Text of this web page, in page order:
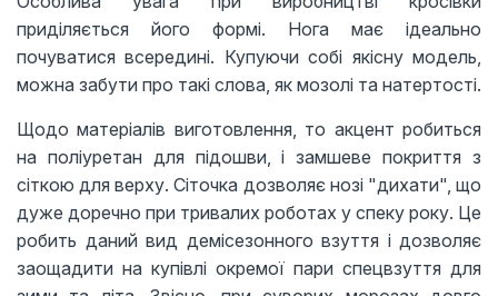
приділяється його формі. Нога має ідеально
почуватися всередині. Купуючи собі якісну модель,
можна забути про такі слова, як мозолі та натертості.
Щодо матеріалів виготовлення, то акцент робиться
на поліуретан для підошви, і замшеве покриття з
сіткою для верху. Сіточка дозволяє нозі "дихати", що
дуже доречно при тривалих роботах у спеку року. Це
робить даний вид демісезонного взуття і дозволяє
заощадити на купівлі окремої пари спецвзуття для